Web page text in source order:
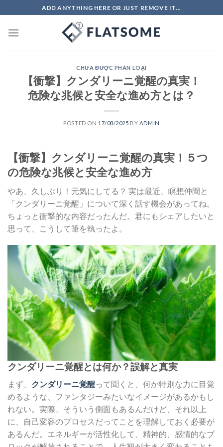
to
content
ADD ANYTHING HERE OR JUST REMOVE IT...
CHƯA ĐƯỢC PHÂN LOẠI
【衝撃】クンダリーニ覚醒の真実！
危険な兆候と安全な進め方とは？
POSTED ON 17/08/2025 BY ADMIN
【衝撃】クンダリーニ覚醒の真実！５つ
の危険な兆候と安全な進め方
やあ、久しぶり！元気にしてる？ 実は最近、瞑想仲間と
「クンダリーニ覚醒」について深く話す機会があってね。
ちょっと衝撃的な内容だったんだ。君にもシェアしたいと
思って、こうして筆を執ったよ。
クンダリーニ覚醒とは何か？誤解と真実
まず、 クンダリーニ覚醒って聞くと、何か特別な力に目覚
めるような、ファンタジーみたいなイメージがあるかもし
れない。実際、そういう側面もあるんだけど、それ以上
に、自己変容のプロセスだってことを理解しておく必要が
あるんだ。エネルギーが活性化して、精神的、感情的なブ